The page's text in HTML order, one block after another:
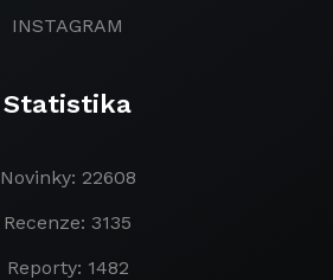
INSTAGRAM
Statistika
Novinky: 22608
Recenze: 3135
Reporty: 1482